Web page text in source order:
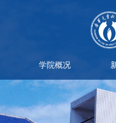
学院概况